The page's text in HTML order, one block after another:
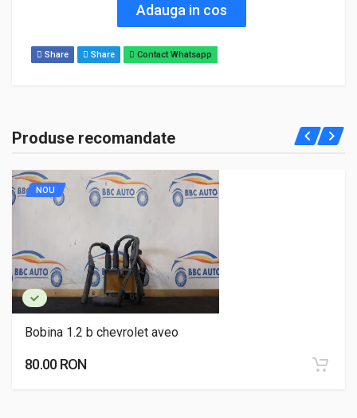
Adauga in cos
Share Share Contact Whatsapp
Produse recomandate
NOU
Bobina 1.2 b chevrolet aveo
80.00 RON